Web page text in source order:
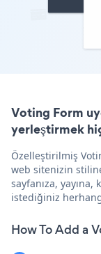
Voting Form
yerleştirmek
Özelleştirilmiş
web sitenizin
sayfanıza,
istediğiniz
How To Add a